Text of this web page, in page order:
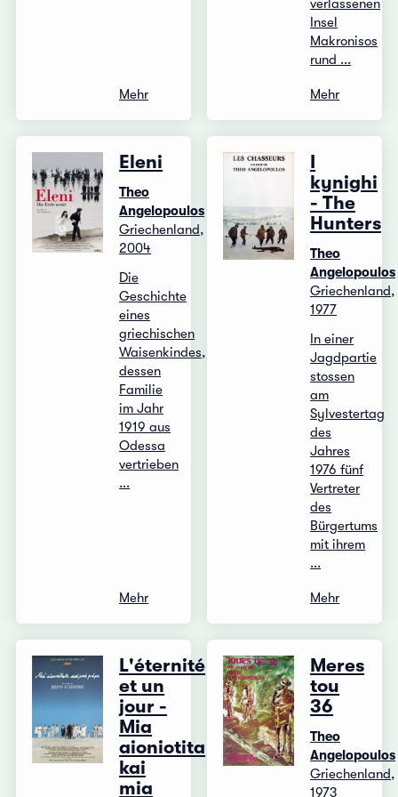
Mehr
verlassenen
Insel
Makronisos
rund ...
Mehr
Eleni
Theo
Angelopoulos
Griechenland,
2004
Die
Geschichte
eines
griechischen
Waisenkindes,
dessen
Familie
im Jahr
1919 aus
Odessa
vertrieben
...
Mehr
I
kynighi
- The
Hunters
Theo
Angelopoulos
Griechenland,
1977
In einer
Jagdpartie
stossen
am
Sylvestertag
des
Jahres
1976 fünf
Vertreter
des
Bürgertums
mit ihrem
...
Mehr
L'éternité
et un
jour -
Mia
aioniotita
kai
mia
Meres
tou
36
Theo
Angelopoulos
Griechenland,
1973